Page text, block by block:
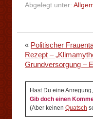
Abgelegt unter:
« Politischer
Rezept –
Grundversorgung –
Hast Du eine
Gib doch einen
(Aber keinen Quatsch